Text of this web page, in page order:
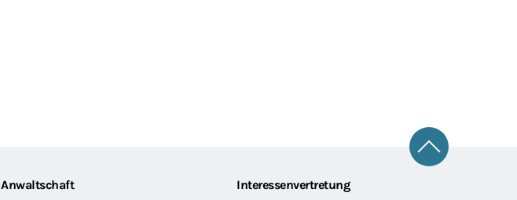
Zum
Anwaltschaft
Interessenvertretung